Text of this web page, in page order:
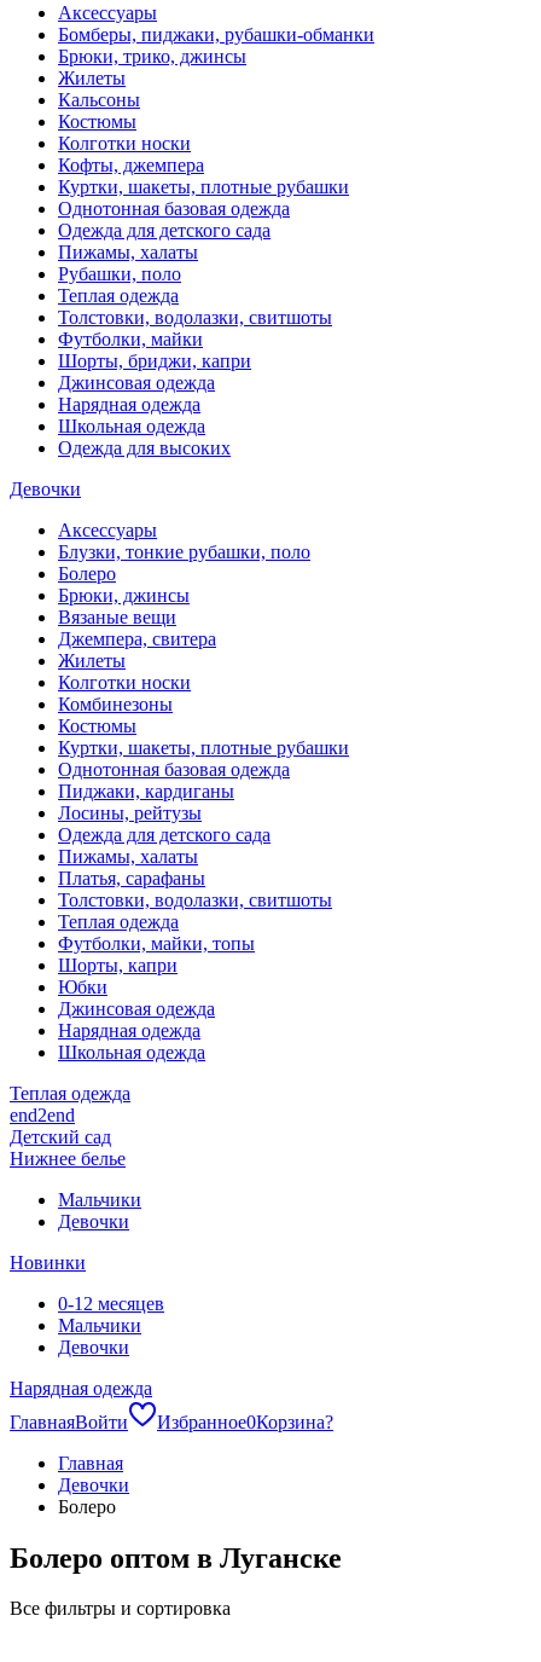
Аксессуары
Бомберы, пиджаки, рубашки-обманки
Брюки, трико, джинсы
Жилеты
Кальсоны
Костюмы
Колготки носки
Кофты, джемпера
Куртки, шакеты, плотные рубашки
Однотонная базовая одежда
Одежда для детского сада
Пижамы, халаты
Рубашки, поло
Теплая одежда
Толстовки, водолазки, свитшоты
Футболки, майки
Шорты, бриджи, капри
Джинсовая одежда
Нарядная одежда
Школьная одежда
Одежда для высоких
Девочки
Аксессуары
Блузки, тонкие рубашки, поло
Болеро
Брюки, джинсы
Вязаные вещи
Джемпера, свитера
Жилеты
Колготки носки
Комбинезоны
Костюмы
Куртки, шакеты, плотные рубашки
Однотонная базовая одежда
Пиджаки, кардиганы
Лосины, рейтузы
Одежда для детского сада
Пижамы, халаты
Платья, сарафаны
Толстовки, водолазки, свитшоты
Теплая одежда
Футболки, майки, топы
Шорты, капри
Юбки
Джинсовая одежда
Нарядная одежда
Школьная одежда
Теплая одежда
end2end
Детский сад
Нижнее белье
Мальчики
Девочки
Новинки
0-12 месяцев
Мальчики
Девочки
Нарядная одежда
ГлавнаяВойти Избранное0Корзина?
Главная
Девочки
Болеро
Болеро оптом в Луганске
Все фильтры и сортировка